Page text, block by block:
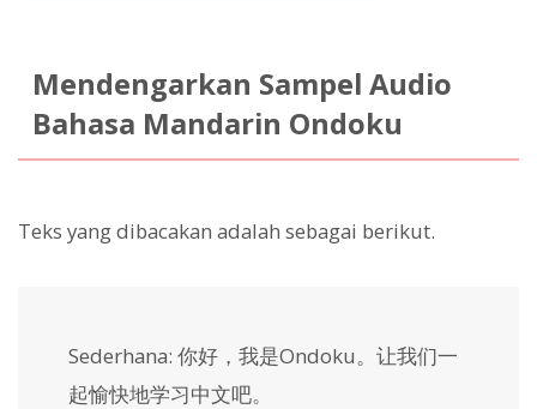
Mendengarkan Sampel Audio
Bahasa Mandarin Ondoku
Teks yang dibacakan adalah sebagai berikut.
Sederhana: 你好，我是Ondoku。让我们一
起愉快地学习中文吧。